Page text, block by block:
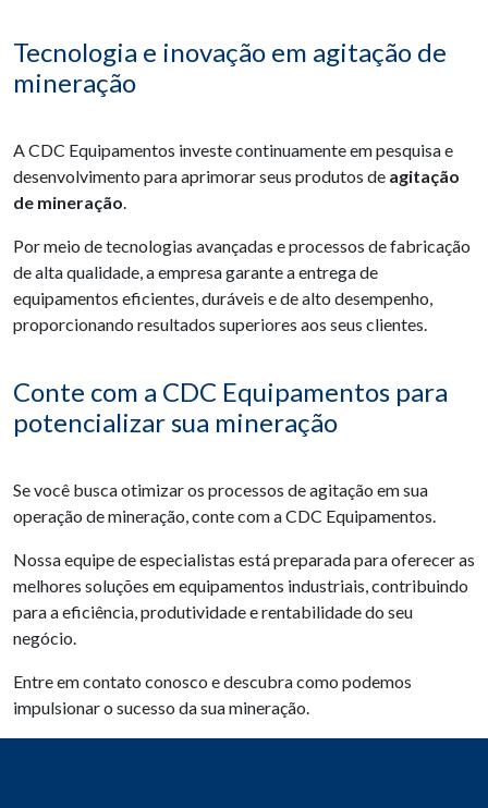
Tecnologia e inovação em agitação de
mineração
A CDC Equipamentos investe continuamente em pesquisa e
desenvolvimento para aprimorar seus produtos de agitação
de mineração.
Por meio de tecnologias avançadas e processos de fabricação
de alta qualidade, a empresa garante a entrega de
equipamentos eficientes, duráveis e de alto desempenho,
proporcionando resultados superiores aos seus clientes.
Conte com a CDC Equipamentos para
potencializar sua mineração
Se você busca otimizar os processos de agitação em sua
operação de mineração, conte com a CDC Equipamentos.
Nossa equipe de especialistas está preparada para oferecer as
melhores soluções em equipamentos industriais, contribuindo
para a eficiência, produtividade e rentabilidade do seu
negócio.
Entre em contato conosco e descubra como podemos
impulsionar o sucesso da sua mineração.